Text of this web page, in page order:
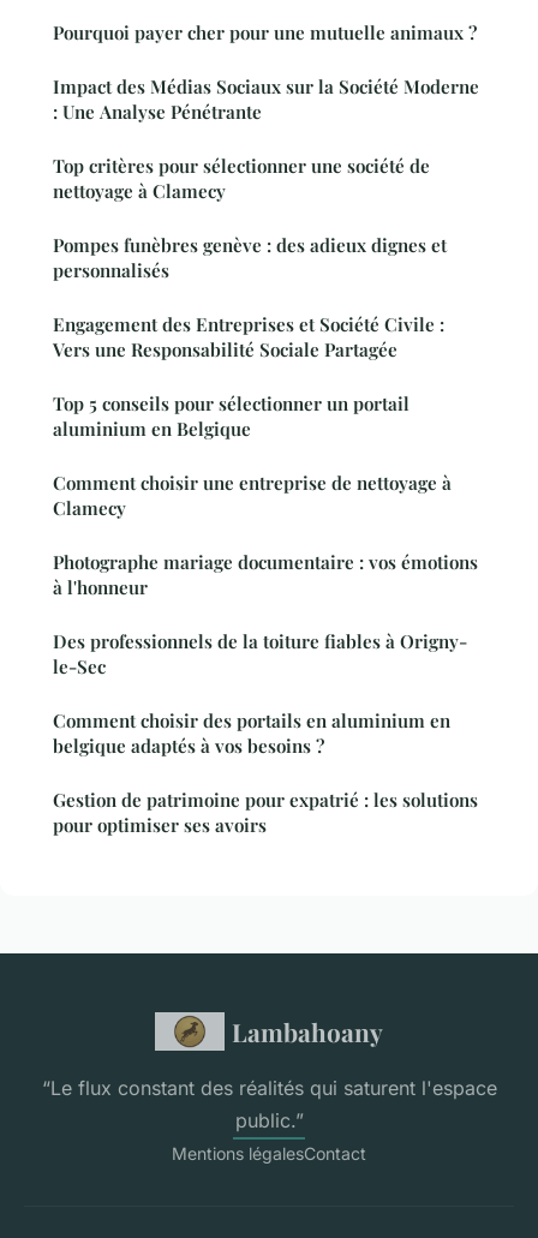
Pourquoi payer cher pour une mutuelle animaux ?
Impact des Médias Sociaux sur la Société Moderne
: Une Analyse Pénétrante
Top critères pour sélectionner une société de
nettoyage à Clamecy
Pompes funèbres genève : des adieux dignes et
personnalisés
Engagement des Entreprises et Société Civile :
Vers une Responsabilité Sociale Partagée
Top 5 conseils pour sélectionner un portail
aluminium en Belgique
Comment choisir une entreprise de nettoyage à
Clamecy
Photographe mariage documentaire : vos émotions
à l'honneur
Des professionnels de la toiture fiables à Origny-
le-Sec
Comment choisir des portails en aluminium en
belgique adaptés à vos besoins ?
Gestion de patrimoine pour expatrié : les solutions
pour optimiser ses avoirs
Lambahoany
“Le flux constant des réalités qui saturent l'espace
public.”
Mentions légalesContact